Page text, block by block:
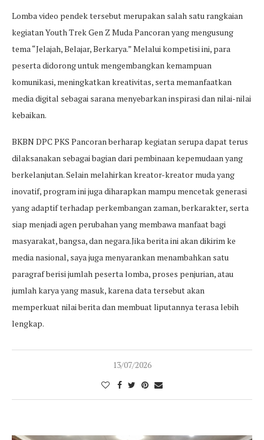
Lomba video pendek tersebut merupakan salah satu rangkaian
kegiatan Youth Trek Gen Z Muda Pancoran yang mengusung
tema “Jelajah, Belajar, Berkarya.” Melalui kompetisi ini, para
peserta didorong untuk mengembangkan kemampuan
komunikasi, meningkatkan kreativitas, serta memanfaatkan
media digital sebagai sarana menyebarkan inspirasi dan nilai-nilai
kebaikan.
BKBN DPC PKS Pancoran berharap kegiatan serupa dapat terus
dilaksanakan sebagai bagian dari pembinaan kepemudaan yang
berkelanjutan. Selain melahirkan kreator-kreator muda yang
inovatif, program ini juga diharapkan mampu mencetak generasi
yang adaptif terhadap perkembangan zaman, berkarakter, serta
siap menjadi agen perubahan yang membawa manfaat bagi
masyarakat, bangsa, dan negara.Jika berita ini akan dikirim ke
media nasional, saya juga menyarankan menambahkan satu
paragraf berisi jumlah peserta lomba, proses penjurian, atau
jumlah karya yang masuk, karena data tersebut akan
memperkuat nilai berita dan membuat liputannya terasa lebih
lengkap.
13/07/2026